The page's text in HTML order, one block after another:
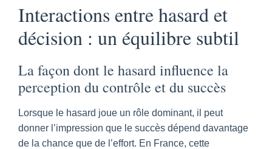
Interactions entre hasard et
décision : un équilibre subtil
La façon dont le hasard influence la
perception du contrôle et du succès
Lorsque le hasard joue un rôle dominant, il peut
donner l’impression que le succès dépend davantage
de la chance que de l’effort. En France, cette